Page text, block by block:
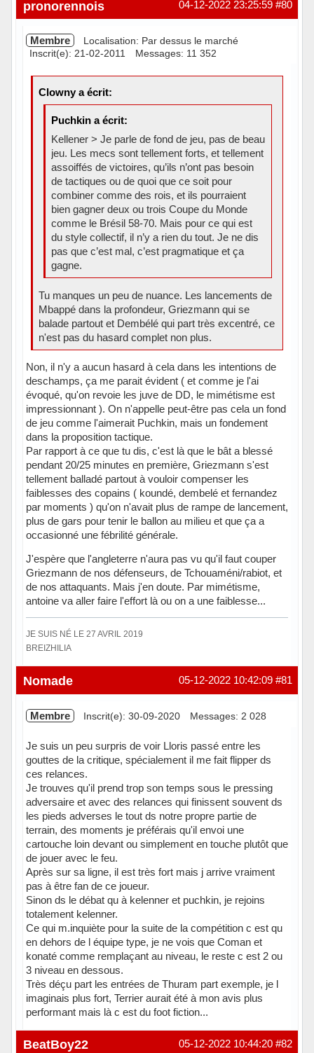
#80
04-12-2022 23:25:59
pronorennois
Membre
Localisation: Par dessus le marché
Inscrit(e): 21-02-2011
Messages: 11 352
Clowny a écrit:
Puchkin a écrit:
Kellener > Je parle de fond de jeu, pas de beau
jeu. Les mecs sont tellement forts, et tellement
assoiffés de victoires, qu’ils n’ont pas besoin
de tactiques ou de quoi que ce soit pour
combiner comme des rois, et ils pourraient
bien gagner deux ou trois Coupe du Monde
comme le Brésil 58-70. Mais pour ce qui est
du style collectif, il n’y a rien du tout. Je ne dis
pas que c’est mal, c’est pragmatique et ça
gagne.
Tu manques un peu de nuance. Les lancements de
Mbappé dans la profondeur, Griezmann qui se
balade partout et Dembélé qui part très excentré, ce
n'est pas du hasard complet non plus.
Non, il n'y a aucun hasard à cela dans les intentions de
deschamps, ça me parait évident ( et comme je l'ai
évoqué, qu'on revoie les juve de DD, le mimétisme est
impressionnant ). On n'appelle peut-être pas cela un fond
de jeu comme l'aimerait Puchkin, mais un fondement
dans la proposition tactique.
Par rapport à ce que tu dis, c'est là que le bât a blessé
pendant 20/25 minutes en première, Griezmann s'est
tellement balladé partout à vouloir compenser les
faiblesses des copains ( koundé, dembelé et fernandez
par moments ) qu'on n'avait plus de rampe de lancement,
plus de gars pour tenir le ballon au milieu et que ça a
occasionné une fébrilité générale.
J'espère que l'angleterre n'aura pas vu qu'il faut couper
Griezmann de nos défenseurs, de Tchouaméni/rabiot, et
de nos attaquants. Mais j'en doute. Par mimétisme,
antoine va aller faire l'effort là ou on a une faiblesse...
JE SUIS NÉ LE 27 AVRIL 2019
BREIZHILIA
Hors ligne #81
05-12-2022 10:42:09
Nomade
Membre Inscrit(e): 30-09-2020 Messages: 2 028
Je suis un peu surpris de voir Lloris passé entre les
gouttes de la critique, spécialement il me fait flipper ds
ces relances.
Je trouves qu'il prend trop son temps sous le pressing
adversaire et avec des relances qui finissent souvent ds
les pieds adverses le tout ds notre propre partie de
terrain, des moments je préférais qu'il envoi une
cartouche loin devant ou simplement en touche plutôt que
de jouer avec le feu.
Après sur sa ligne, il est très fort mais j arrive vraiment
pas à être fan de ce joueur.
Sinon ds le débat qu à kelenner et puchkin, je rejoins
totalement kelenner.
Ce qui m.inquiète pour la suite de la compétition c est qu
en dehors de l équipe type, je ne vois que Coman et
konaté comme remplaçant au niveau, le reste c est 2 ou
3 niveau en dessous.
Très déçu part les entrées de Thuram part exemple, je l
imaginais plus fort, Terrier aurait été à mon avis plus
performant mais là c est du foot fiction...
Hors ligne #82
05-12-2022 10:44:20
BeatBoy22